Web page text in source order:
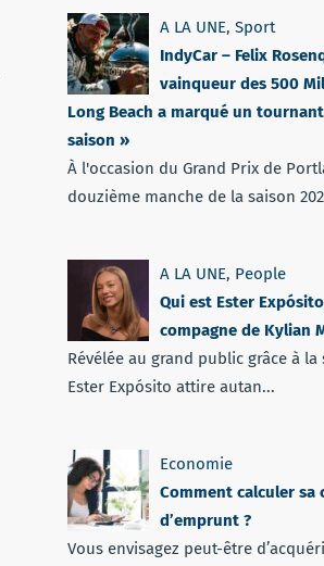
A LA UNE, Sport
IndyCar – Felix
vainqueur des 500
Long Beach a marqué un
saison »
À l'occasion du Grand Prix de
douzième manche de la saison
A LA UNE, People
Qui est Ester
compagne de Kylian
Révélée au grand public grâce à la
Ester Expósito attire autan...
Economie
Comment calculer sa
d’emprunt ?
Vous envisagez peut-être